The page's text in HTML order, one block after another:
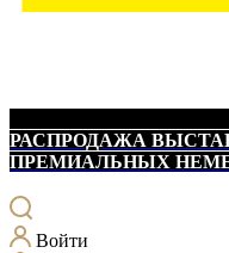
РАСПРОДАЖА
ПРЕМИАЛЬНЫХ
Войти